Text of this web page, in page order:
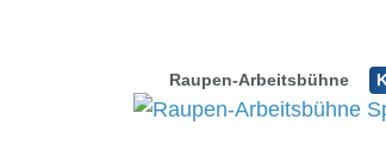
Raupen-Arbeitsbühne